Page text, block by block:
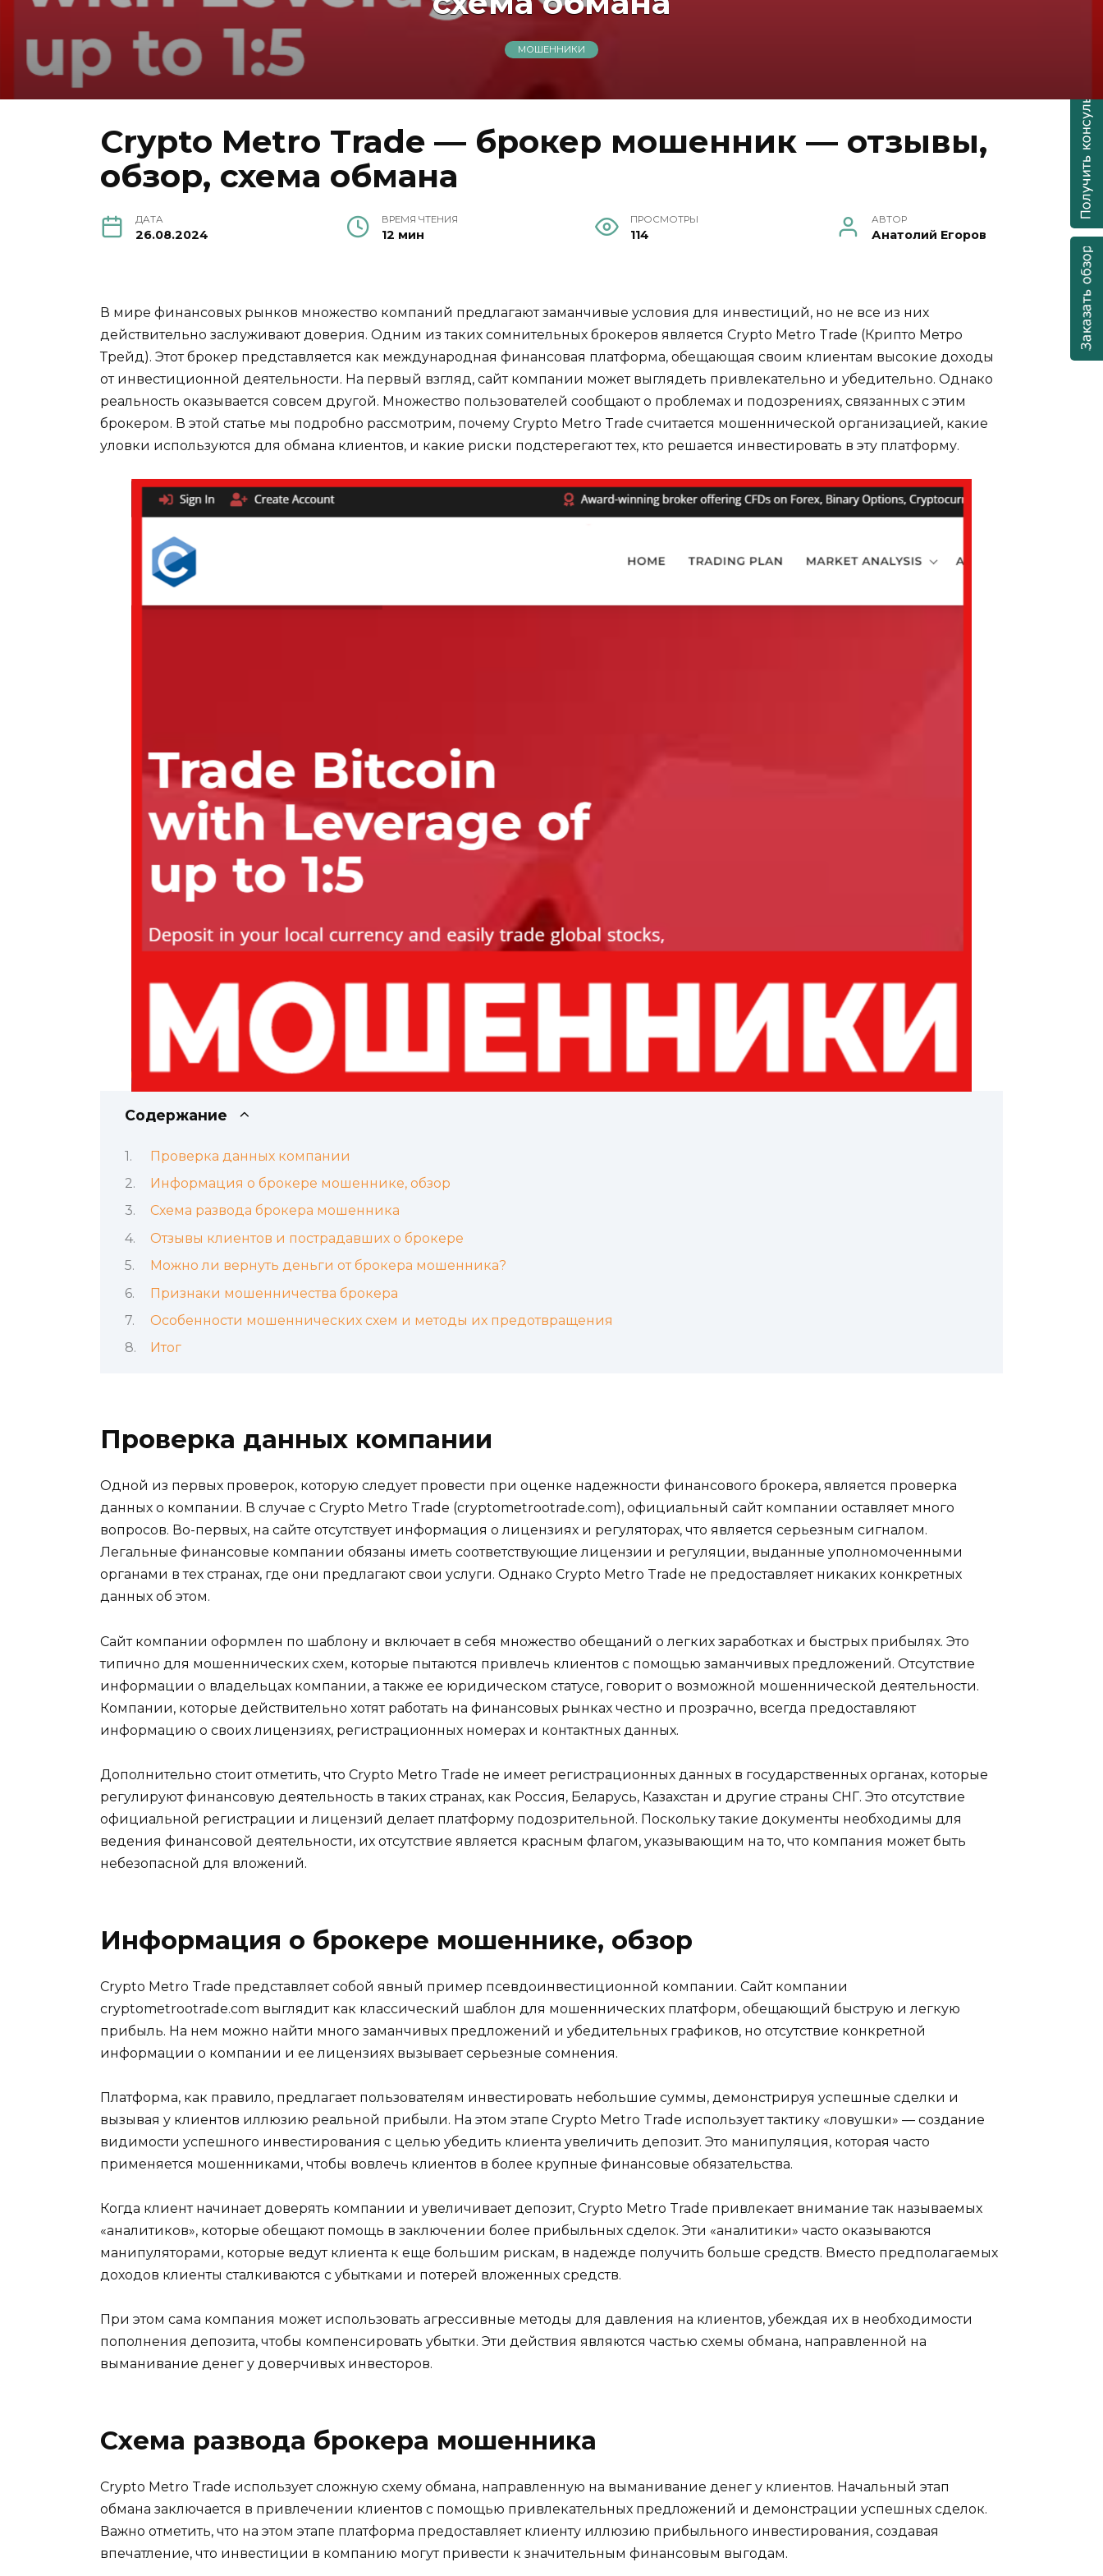
МОШЕННИКИ
Crypto Metro Trade — брокер мошенник — отзывы,
обзор, схема обмана
ДАТА
26.08.2024
ВРЕМЯ ЧТЕНИЯ
12 мин
ПРОСМОТРЫ
114
АВТОР
Анатолий Егоров
В мире финансовых рынков множество компаний предлагают заманчивые условия для инвестиций, но не все из них
действительно заслуживают доверия. Одним из таких сомнительных брокеров является Crypto Metro Trade (Крипто Метро
Трейд). Этот брокер представляется как международная финансовая платформа, обещающая своим клиентам высокие доходы
от инвестиционной деятельности. На первый взгляд, сайт компании может выглядеть привлекательно и убедительно. Однако
реальность оказывается совсем другой. Множество пользователей сообщают о проблемах и подозрениях, связанных с этим
брокером. В этой статье мы подробно рассмотрим, почему Crypto Metro Trade считается мошеннической организацией, какие
уловки используются для обмана клиентов, и какие риски подстерегают тех, кто решается инвестировать в эту платформу.
Содержание
Проверка данных компании
Информация о брокере мошеннике, обзор
Схема развода брокера мошенника
Отзывы клиентов и пострадавших о брокере
Можно ли вернуть деньги от брокера мошенника?
Признаки мошенничества брокера
Особенности мошеннических схем и методы их предотвращения
Итог
Проверка данных компании
Одной из первых проверок, которую следует провести при оценке надежности финансового брокера, является проверка
данных о компании. В случае с Crypto Metro Trade (cryptometrootrade.com), официальный сайт компании оставляет много
вопросов. Во-первых, на сайте отсутствует информация о лицензиях и регуляторах, что является серьезным сигналом.
Легальные финансовые компании обязаны иметь соответствующие лицензии и регуляции, выданные уполномоченными
органами в тех странах, где они предлагают свои услуги. Однако Crypto Metro Trade не предоставляет никаких конкретных
данных об этом.
Сайт компании оформлен по шаблону и включает в себя множество обещаний о легких заработках и быстрых прибылях. Это
типично для мошеннических схем, которые пытаются привлечь клиентов с помощью заманчивых предложений. Отсутствие
информации о владельцах компании, а также ее юридическом статусе, говорит о возможной мошеннической деятельности.
Компании, которые действительно хотят работать на финансовых рынках честно и прозрачно, всегда предоставляют
информацию о своих лицензиях, регистрационных номерах и контактных данных.
Дополнительно стоит отметить, что Crypto Metro Trade не имеет регистрационных данных в государственных органах, которые
регулируют финансовую деятельность в таких странах, как Россия, Беларусь, Казахстан и другие страны СНГ. Это отсутствие
официальной регистрации и лицензий делает платформу подозрительной. Поскольку такие документы необходимы для
ведения финансовой деятельности, их отсутствие является красным флагом, указывающим на то, что компания может быть
небезопасной для вложений.
Информация о брокере мошеннике, обзор
Crypto Metro Trade представляет собой явный пример псевдоинвестиционной компании. Сайт компании
cryptometrootrade.com выглядит как классический шаблон для мошеннических платформ, обещающий быструю и легкую
прибыль. На нем можно найти много заманчивых предложений и убедительных графиков, но отсутствие конкретной
информации о компании и ее лицензиях вызывает серьезные сомнения.
Платформа, как правило, предлагает пользователям инвестировать небольшие суммы, демонстрируя успешные сделки и
вызывая у клиентов иллюзию реальной прибыли. На этом этапе Crypto Metro Trade использует тактику «ловушки» — создание
видимости успешного инвестирования с целью убедить клиента увеличить депозит. Это манипуляция, которая часто
применяется мошенниками, чтобы вовлечь клиентов в более крупные финансовые обязательства.
Когда клиент начинает доверять компании и увеличивает депозит, Crypto Metro Trade привлекает внимание так называемых
«аналитиков», которые обещают помощь в заключении более прибыльных сделок. Эти «аналитики» часто оказываются
манипуляторами, которые ведут клиента к еще большим рискам, в надежде получить больше средств. Вместо предполагаемых
доходов клиенты сталкиваются с убытками и потерей вложенных средств.
При этом сама компания может использовать агрессивные методы для давления на клиентов, убеждая их в необходимости
пополнения депозита, чтобы компенсировать убытки. Эти действия являются частью схемы обмана, направленной на
выманивание денег у доверчивых инвесторов.
Схема развода брокера мошенника
Crypto Metro Trade использует сложную схему обмана, направленную на выманивание денег у клиентов. Начальный этап
обмана заключается в привлечении клиентов с помощью привлекательных предложений и демонстрации успешных сделок.
Важно отметить, что на этом этапе платформа предоставляет клиенту иллюзию прибыльного инвестирования, создавая
впечатление, что инвестиции в компанию могут привести к значительным финансовым выгодам.